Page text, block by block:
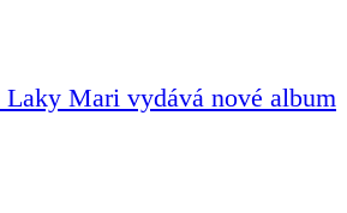
Laky Mari vydává nové album